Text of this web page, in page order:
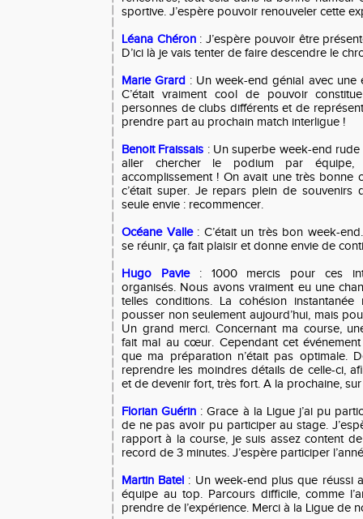
sportive. J’espère pouvoir renouveler cette
Léana Chéron: J’espère pouvoir être
D’ici là je vais tenter de faire descendre le
Marie Grard : Un week-end génial avec une
C’était vraiment cool de pouvoir
personnes de clubs différents et de
prendre part au prochain match interligue !
Benoit Fraissais : Un superbe week-end
aller chercher le podium par équipe,
accomplissement ! On avait une très bonne
c’était super. Je repars plein de souvenirs
seule envie : recommencer.
Océane Valle: C’était un très bon week-
se réunir, ça fait plaisir et donne envie de
Hugo Pavie: 1000 mercis pour ces
organisés. Nous avons vraiment eu une
telles conditions. La cohésion
pousser non seulement aujourd’hui, mais
Un grand merci. Concernant ma course,
fait mal au cœur. Cependant cet
que ma préparation n’était pas optimale.
reprendre les moindres détails de celle-ci,
et de devenir fort, très fort. A la prochaine,
Florian Guérin : Grace à la Ligue j’ai pu
de ne pas avoir pu participer au stage.
rapport à la course, je suis assez content
record de 3 minutes. J’espère participer
Martin Batel : Un week-end plus que réussi
équipe au top. Parcours difficile, comme
prendre de l’expérience. Merci à la Ligue de